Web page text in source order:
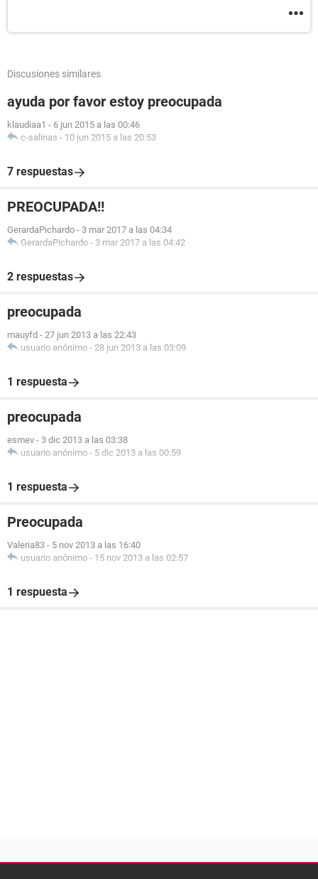
Discusiones similares
ayuda por favor estoy preocupada
klaudiaa1 - 6 jun 2015 a las 00:46
c-salinas - 10 jun 2015 a las 20:53
7 respuestas
PREOCUPADA!!
GerardaPichardo - 3 mar 2017 a las 04:34
GerardaPichardo - 3 mar 2017 a las 04:42
2 respuestas
preocupada
mauyfd - 27 jun 2013 a las 22:43
usuario anónimo - 28 jun 2013 a las 03:09
1 respuesta
preocupada
esmev - 3 dic 2013 a las 03:38
usuario anónimo - 5 dic 2013 a las 00:59
1 respuesta
Preocupada
Valeria83 - 5 nov 2013 a las 16:40
usuario anónimo - 15 nov 2013 a las 02:57
1 respuesta